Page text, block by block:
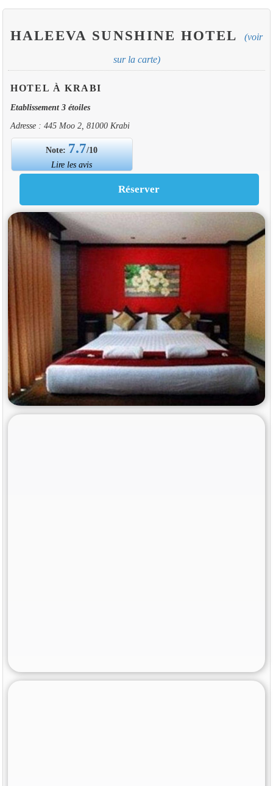
HALEEVA SUNSHINE HOTEL (voir
sur la carte)
HOTEL À KRABI
Etablissement 3 étoiles
Adresse : 445 Moo 2, 81000 Krabi
Note: 7.7/10
Lire les avis